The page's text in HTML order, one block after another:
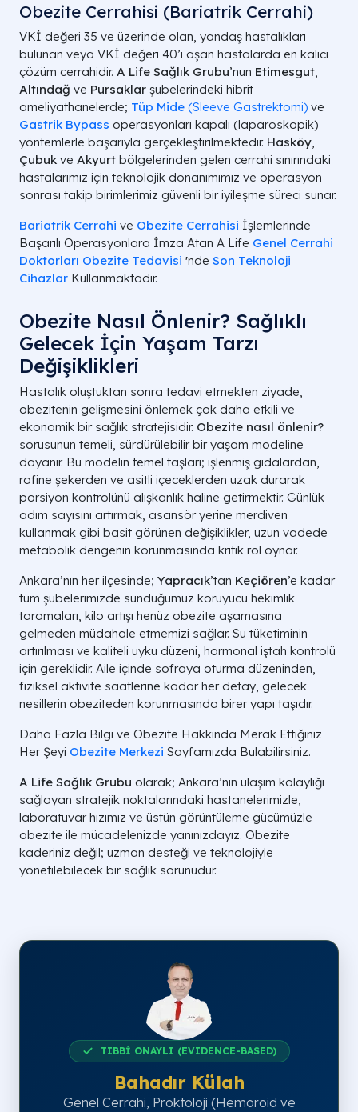
Obezite Cerrahisi (Bariatrik Cerrahi)
VKİ değeri 35 ve üzerinde olan, yandaş hastalıkları
bulunan veya VKİ değeri 40’ı aşan hastalarda en kalıcı
çözüm cerrahidir. A Life Sağlık Grubu’nun Etimesgut,
Altındağ ve Pursaklar şubelerindeki hibrit
ameliyathanelerde; Tüp Mide (Sleeve Gastrektomi) ve
Gastrik Bypass operasyonları kapalı (laparoskopik)
yöntemlerle başarıyla gerçekleştirilmektedir. Hasköy,
Çubuk ve Akyurt bölgelerinden gelen cerrahi sınırındaki
hastalarımız için teknolojik donanımımız ve operasyon
sonrası takip birimlerimiz güvenli bir iyileşme süreci sunar.
Bariatrik Cerrahi ve Obezite Cerrahisi İşlemlerinde
Başarılı Operasyonlara İmza Atan A Life Genel Cerrahi
Doktorları Obezite Tedavisi 'nde Son Teknoloji
Cihazlar Kullanmaktadır.
Obezite Nasıl Önlenir? Sağlıklı
Gelecek İçin Yaşam Tarzı
Değişiklikleri
Hastalık oluştuktan sonra tedavi etmekten ziyade,
obezitenin gelişmesini önlemek çok daha etkili ve
ekonomik bir sağlık stratejisidir. Obezite nasıl önlenir?
sorusunun temeli, sürdürülebilir bir yaşam modeline
dayanır. Bu modelin temel taşları; işlenmiş gıdalardan,
rafine şekerden ve asitli içeceklerden uzak durarak
porsiyon kontrolünü alışkanlık haline getirmektir. Günlük
adım sayısını artırmak, asansör yerine merdiven
kullanmak gibi basit görünen değişiklikler, uzun vadede
metabolik dengenin korunmasında kritik rol oynar.
Ankara’nın her ilçesinde; Yapracık’tan Keçiören’e kadar
tüm şubelerimizde sunduğumuz koruyucu hekimlik
taramaları, kilo artışı henüz obezite aşamasına
gelmeden müdahale etmemizi sağlar. Su tüketiminin
artırılması ve kaliteli uyku düzeni, hormonal iştah kontrolü
için gereklidir. Aile içinde sofraya oturma düzeninden,
fiziksel aktivite saatlerine kadar her detay, gelecek
nesillerin obeziteden korunmasında birer yapı taşıdır.
Daha Fazla Bilgi ve Obezite Hakkında Merak Ettiğiniz
Her Şeyi Obezite Merkezi Sayfamızda Bulabilirsiniz.
A Life Sağlık Grubu olarak; Ankara’nın ulaşım kolaylığı
sağlayan stratejik noktalarındaki hastanelerimizle,
laboratuvar hızımız ve üstün görüntüleme gücümüzle
obezite ile mücadelenizde yanınızdayız. Obezite
kaderiniz değil; uzman desteği ve teknolojiyle
yönetilebilecek bir sağlık sorunudur.
TIBBİ ONAYLI (EVIDENCE-BASED)
Bahadır Külah
Genel Cerrahi, Proktoloji (Hemoroid ve